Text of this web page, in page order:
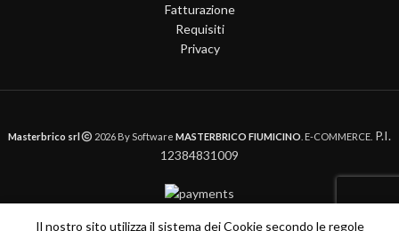
Fatturazione
Requisiti
Privacy
Masterbrico srl 2026 By Software MASTERBRICO FIUMICINO . E-COMMERCE. P.I.
12384831009
Il nostro sito utilizza il sistema dei Cookie secondo le regole